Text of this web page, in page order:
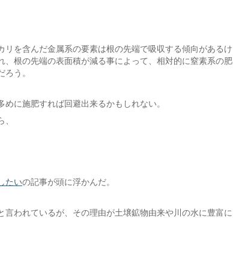
を含んだ金属系の要素は根の先端で吸収する傾向があるけ
、根の先端の表面積が減る事によって、相対的に窒素系の肥
う。
に施肥すれば回避出来るかもしれない。
たいの記事が頭に浮かんだ。
われているが、その理由が土壌鉱物由来や川の水に豊富に